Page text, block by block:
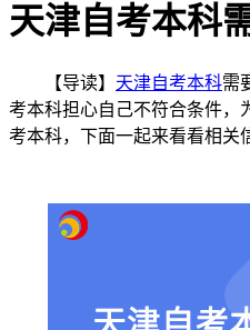
天津自考本科
【导读】 天津自考本科需
考本科担心自己不符合条件，
考本科，下面一起来看看相关